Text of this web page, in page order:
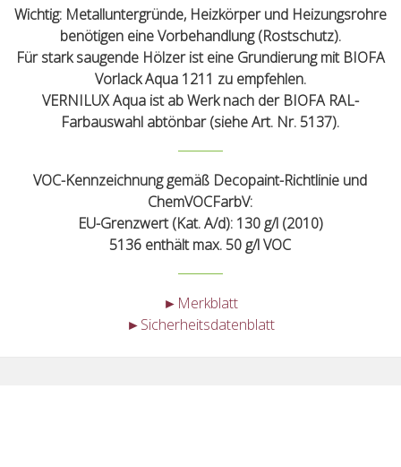
Wichtig: Metalluntergründe, Heizkörper und Heizungsrohre
benötigen eine Vorbehandlung (Rostschutz).
Für stark saugende Hölzer ist eine Grundierung mit BIOFA
Vorlack Aqua 1211 zu empfehlen.
VERNILUX Aqua ist ab Werk nach der BIOFA RAL-
Farbauswahl abtönbar (siehe Art. Nr. 5137).
VOC-Kennzeichnung gemäß Decopaint-Richtlinie und
ChemVOCFarbV:
EU-Grenzwert (Kat. A/d): 130 g/l (2010)
5136 enthält max. 50 g/l VOC
►Merkblatt
►Sicherheitsdatenblatt